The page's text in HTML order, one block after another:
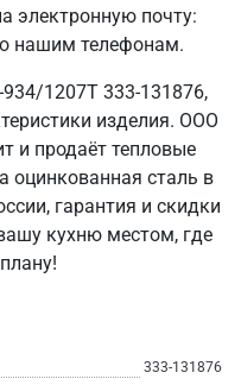
электронную почту:
нашим телефонам.
1207Т 333-131876,
изделия. ООО
и продаёт тепловые
оцинкованная сталь в
гарантия и скидки
кухню местом, где
333-131876